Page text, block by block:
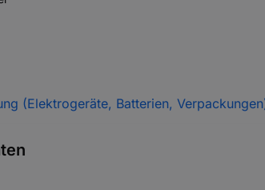
(Elektrogeräte, Batterien,